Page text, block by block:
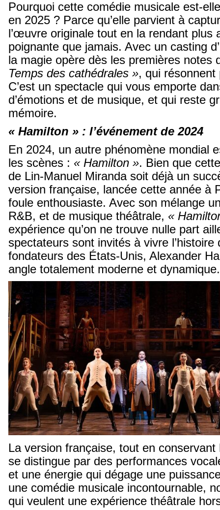
Pourquoi cette comédie musicale est-
en 2025 ? Parce qu’elle parvient à
l’œuvre originale tout en la rendant plus
poignante que jamais. Avec un casting
la magie opère dès les premières notes
Temps des cathédrales », qui
C’est un spectacle qui vous emporte
d’émotions et de musique, et qui reste
mémoire.
« Hamilton » : l’événement de 2024
En 2024, un autre phénomène mondial
les scènes : « Hamilton ». Bien que
de Lin-Manuel Miranda soit déjà un
version française, lancée cette année à
foule enthousiaste. Avec son mélange
R&B, et de musique théâtrale, «
expérience qu’on ne trouve nulle part
spectateurs sont invités à vivre l’histoire
fondateurs des États-Unis, Alexander
angle totalement moderne et dynamique.
La version française, tout en conservant
se distingue par des performances
et une énergie qui dégage une
une comédie musicale incontournable,
qui veulent une expérience théâtrale